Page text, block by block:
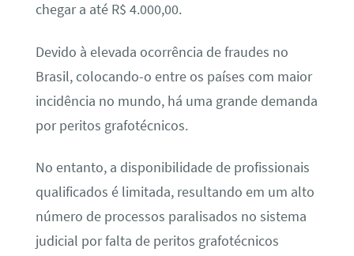
chegar a até R$ 4.000,00.
Devido à elevada ocorrência de fraudes no
Brasil, colocando-o entre os países com maior
incidência no mundo, há uma grande demanda
por peritos grafotécnicos.
No entanto, a disponibilidade de profissionais
qualificados é limitada, resultando em um alto
número de processos paralisados no sistema
judicial por falta de peritos grafotécnicos